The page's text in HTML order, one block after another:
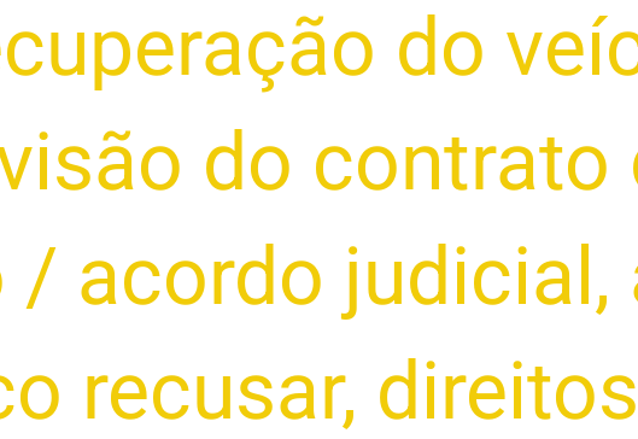
do
do contrato
/ acordo judicial ,
recusar,